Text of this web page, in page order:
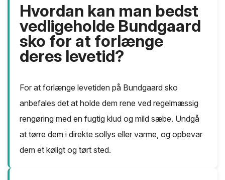
Hvordan kan man bedst
vedligeholde Bundgaard
sko for at forlænge
deres levetid?
For at forlænge levetiden på Bundgaard sko
anbefales det at holde dem rene ved regelmæssig
rengøring med en fugtig klud og mild sæbe. Undgå
at tørre dem i direkte sollys eller varme, og opbevar
dem et køligt og tørt sted.